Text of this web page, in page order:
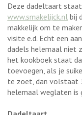
Deze dadeltaart
www.smakelijck.nl bij
makkelijk om te
visite e.d. Echt een
dadels helemaal niet
het kookboek staat
toevoegen, als je
te zoet, dan volstaat
helemaal weglaten is